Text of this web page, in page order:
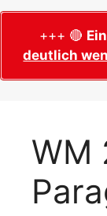
Wer wird
Alle WM 2026
Alle Fußball
Adidas
Spielball
+++ 🔴
deutlich
WM